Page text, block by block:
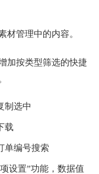
材管理中的内容。
加按类型筛选的快捷
制选中
载
单编号搜索
设置”功能，数据值